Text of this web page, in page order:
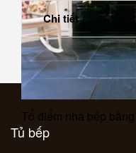
Tổ điểm nhà bếp
Chi tiết
Tủ bếp